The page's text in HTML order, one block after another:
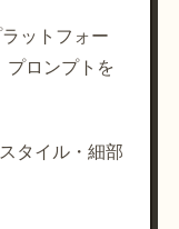
ットフォー
ロンプトを
タイル・細部